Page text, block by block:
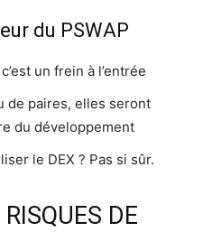
du PSWAP
un frein à l’entrée
de paires, elles seront
du développement
le DEX ? Pas si sûr.
DE